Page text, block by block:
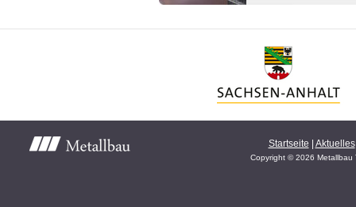
Startseite | Aktuelles
Copyright © 2026 Metallbau